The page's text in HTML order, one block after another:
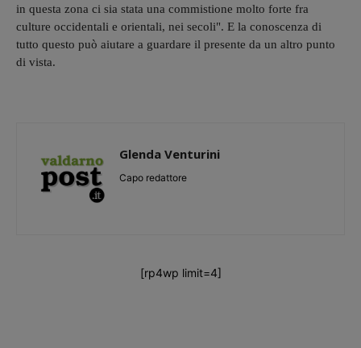
in questa zona ci sia stata una commistione molto forte fra
culture occidentali e orientali, nei secoli". E la conoscenza di
tutto questo può aiutare a guardare il presente da un altro punto
di vista.
Glenda Venturini
Capo redattore
[rp4wp limit=4]